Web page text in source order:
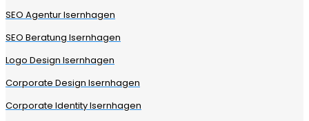
SEO Agentur Isernhagen
SEO Beratung Isernhagen
Logo Design Isernhagen
Corporate Design Isernhagen
Corporate Identity Isernhagen